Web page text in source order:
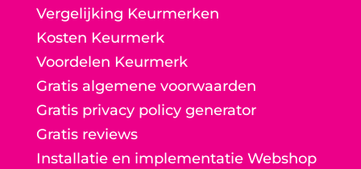
Vergelijking Keurmerken
Kosten Keurmerk
Voordelen Keurmerk
Gratis algemene voorwaarden
Gratis privacy policy generator
Gratis reviews
Installatie en implementatie Webshop